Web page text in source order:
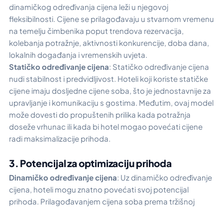
dinamičkog određivanja cijena leži u njegovoj
fleksibilnosti. Cijene se prilagođavaju u stvarnom vremenu
na temelju čimbenika poput trendova rezervacija,
kolebanja potražnje, aktivnosti konkurencije, doba dana,
lokalnih događanja i vremenskih uvjeta.
Statičko određivanje cijena: Statičko određivanje cijena
nudi stabilnost i predvidljivost. Hoteli koji koriste statičke
cijene imaju dosljedne cijene soba, što je jednostavnije za
upravljanje i komunikaciju s gostima. Međutim, ovaj model
može dovesti do propuštenih prilika kada potražnja
doseže vrhunac ili kada bi hotel mogao povećati cijene
radi maksimalizacije prihoda.
3. Potencijal za optimizaciju prihoda
Dinamičko određivanje cijena: Uz dinamičko određivanje
cijena, hoteli mogu znatno povećati svoj potencijal
prihoda. Prilagođavanjem cijena soba prema tržišnoj